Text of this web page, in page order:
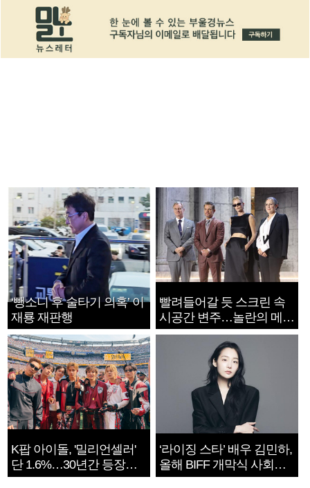
‘뺑소니 후 술타기 의혹’ 이
재룡 재판행
빨려들어갈 듯 스크린 속
시공간 변주…놀란의 메시
지는 ‘전쟁 속죄’
K팝 아이돌, '밀리언셀러'
단 1.6%…30년간 등장
1182개팀 전수조사
‘라이징 스타’ 배우 김민하,
올해 BIFF 개막식 사회자
확정